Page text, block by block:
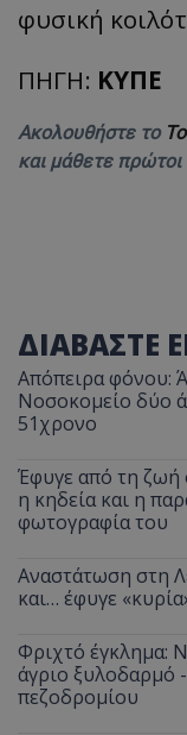
φυσική
ΠΗΓΗ: ΚΥΠΕ
Ακολουθήστε το
και μάθετε πρώτοι
ΔΙΑΒΑΣΤΕ
Απόπειρα φόνου:
Νοσοκομείο δύο
51χρονο
Έφυγε από τη ζωή
η κηδεία και η
φωτογραφία του
Αναστάτωση στη
και… έφυγε
Φριχτό έγκλημα:
άγριο ξυλοδαρμό
πεζοδρομίου